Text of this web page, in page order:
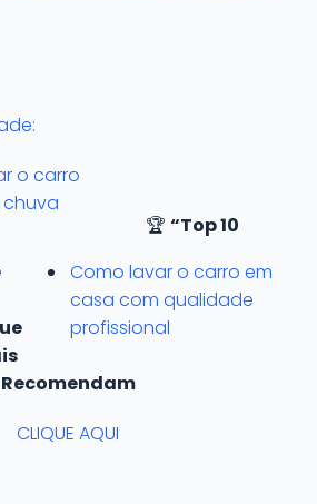
o carro
Como lavar o carro em
casa com qualidade
profissional
🏆 “Top 10
Recomendam
CLIQUE AQUI